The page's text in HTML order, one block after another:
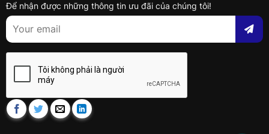
Để nhận được những thông tin ưu đãi của chúng tôi!